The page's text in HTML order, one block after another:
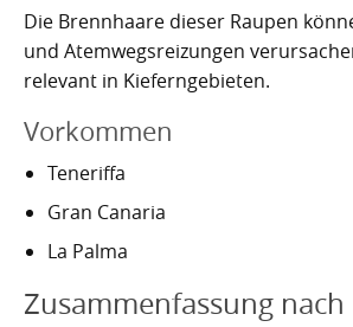
Die Brennhaare dieser Raupen
und Atemwegsreizungen
relevant in Kieferngebieten.
Vorkommen
Teneriffa
Gran Canaria
La Palma
Zusammenfassung nach